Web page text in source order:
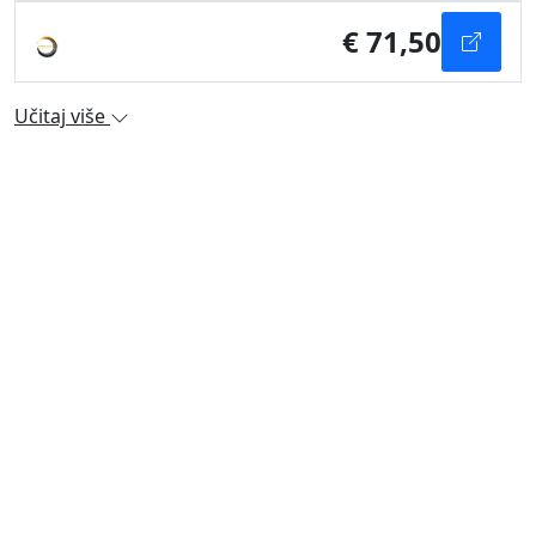
€ 71,50
Učitaj više